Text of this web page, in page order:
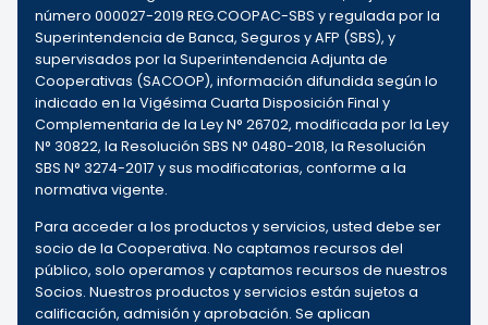
número 000027-2019 REG.COOPAC-SBS y regulada por la
Superintendencia de Banca, Seguros y AFP (SBS), y
supervisados por la Superintendencia Adjunta de
Cooperativas (SACOOP), información difundida según lo
indicado en la Vigésima Cuarta Disposición Final y
Complementaria de la Ley N° 26702, modificada por la Ley
N° 30822, la Resolución SBS N° 0480-2018, la Resolución
SBS N° 3274-2017 y sus modificatorias, conforme a la
normativa vigente.
Para acceder a los productos y servicios, usted debe ser
socio de la Cooperativa. No captamos recursos del
público, solo operamos y captamos recursos de nuestros
Socios. Nuestros productos y servicios están sujetos a
calificación, admisión y aprobación. Se aplican